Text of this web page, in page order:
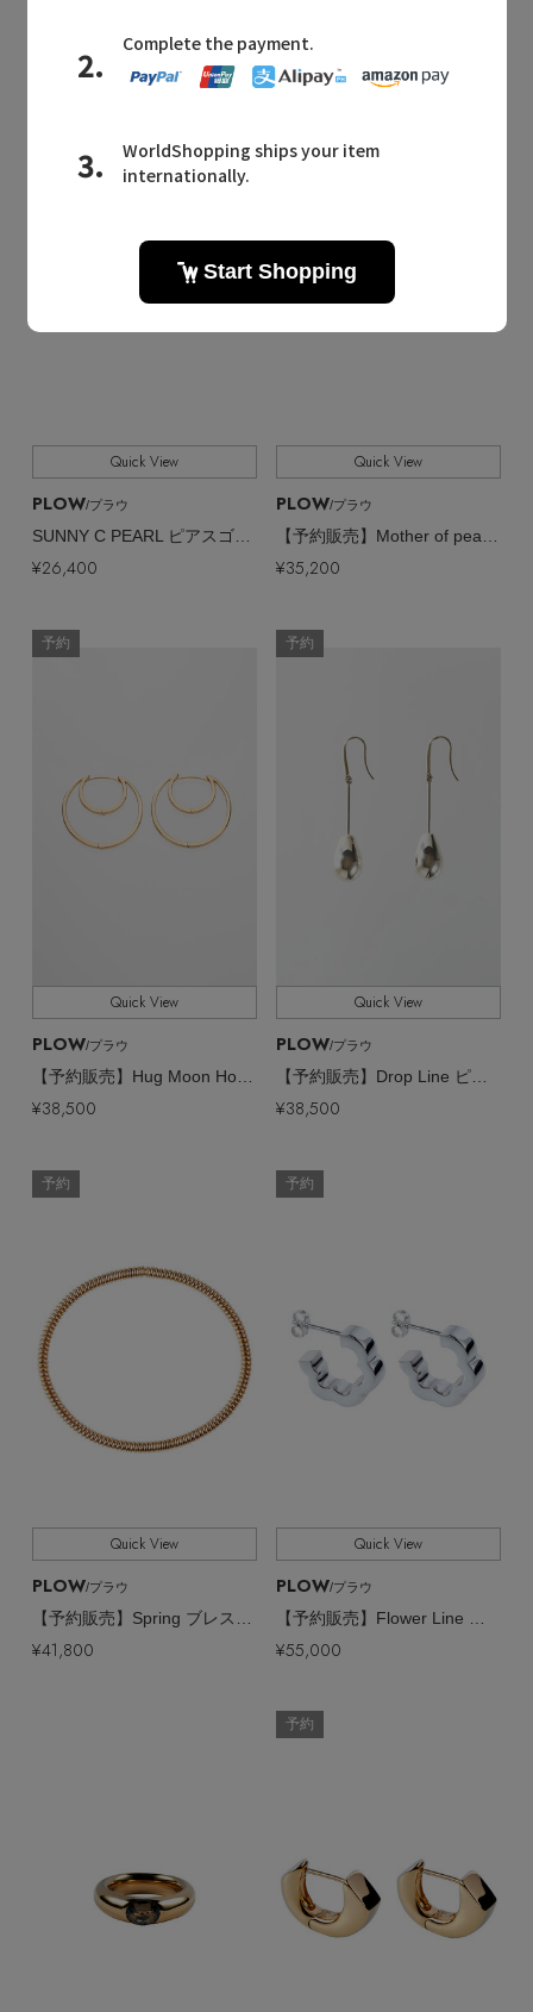
Quick View
PLOW/プラウ
SUNNY C PEARL ピアスゴールド
¥26,400
Quick View
PLOW/プラウ
¥35,200
予約
Quick View
PLOW/プラウ
【予約販売】Hug Moon Hoop ピアス M
¥38,500
予約
Quick View
PLOW/プラウ
【予約販売】Drop Line ピアス
¥38,500
予約
Quick View
PLOW/プラウ
¥41,800
予約
Quick View
PLOW/プラウ
¥55,000
予約